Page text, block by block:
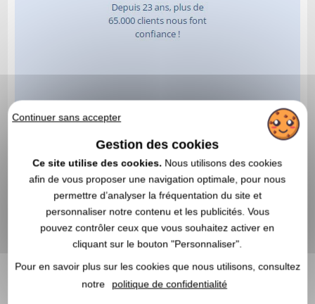
Continuer sans accepter
Gestion des cookies
Ce site utilise des cookies. Nous utilisons des cookies
afin de vous proposer une navigation optimale, pour nous
permettre d’analyser la fréquentation du site et
personnaliser notre contenu et les publicités. Vous
pouvez contrôler ceux que vous souhaitez activer en
cliquant sur le bouton "Personnaliser".
Pour en savoir plus sur les cookies que nous utilisons, consultez
notre
politique de confidentialité